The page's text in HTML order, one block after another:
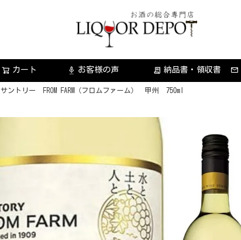
カート settings_voice お客様の声 receipt_long 納品書・領収書
サントリー FROM FARM（フロムファーム） 甲州 750ml